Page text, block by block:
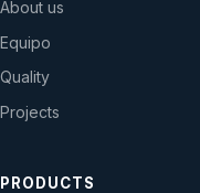
About us
Equipo
Quality
Projects
PRODUCTS